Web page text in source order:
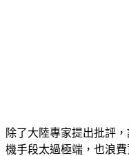
除了大陸專家提出批評
機手段太過極端，也浪費